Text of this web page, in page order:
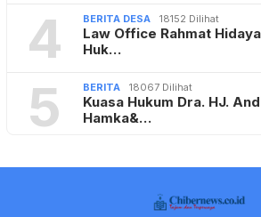
4 BERITA DESA 18152 Dilihat
Law Office Rahmat
Huk…
5 BERITA 18067 Dilihat
Kuasa Hukum Dra. HJ.
Hamka&…